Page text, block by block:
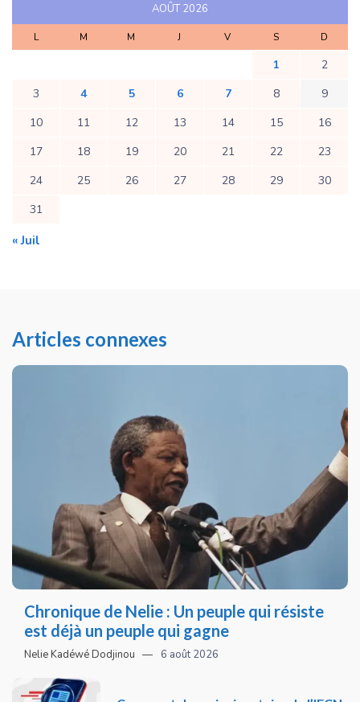
AOÛT 2026
L M M J V S D
1
2
3
4 5 6 7 8
9
10
11 12 13 14 15
16
17
18 19 20 21 22
23
24
25 26 27 28 29
30
31
« Juil
Articles connexes
Chronique de Nelie : Un peuple qui résiste
est déjà un peuple qui gagne
Nelie Kadéwé Dodjinou 6 août 2026